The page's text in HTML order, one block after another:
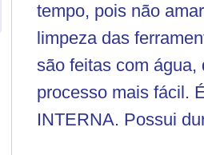
tempo, pois não
limpeza das
são feitas com água,
processo mais fácil.
INTERNA. Possui